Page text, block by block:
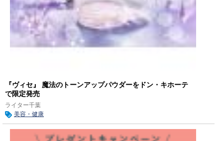
『ヴィセ』 魔法のトーンアップパウダーをドン・キホーテ
で限定発売
ライター千葉
美容・健康